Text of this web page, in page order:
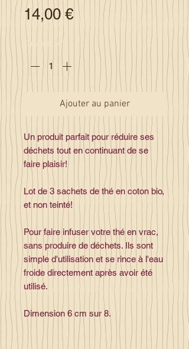
14,00 €Prix
Quantité *
Ajouter au panier
Un produit parfait pour réduire ses
déchets tout en continuant de se
faire plaisir!
Lot de 3 sachets de thé en coton bio,
et non teinté!
Pour faire infuser votre thé en vrac,
sans produire de déchets. Ils sont
simple d'utilisation et se rince à l'eau
froide directement après avoir été
utilisé.
Dimension 6 cm sur 8.